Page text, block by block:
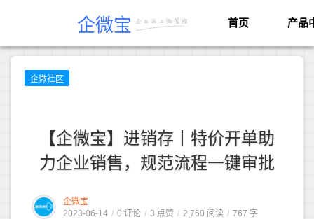
企微宝 首页 产品
企微社区
【企微宝】进销存丨特价开单助
力企业销售，规范流程一键审批
企微宝
2023-06-14 / 0 评论 / 3 点赞 / 2,760 阅读 / 767 字